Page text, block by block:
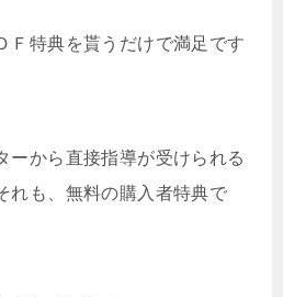
Ｆ特典を貰うだけで満足です
ーから直接指導が受けられる
れも、無料の購入者特典で